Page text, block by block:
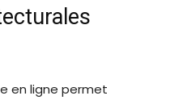
en ligne permet